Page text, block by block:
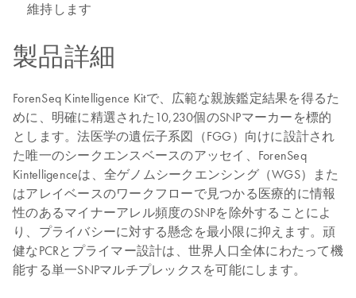
維持します
製品詳細
ForenSeq Kintelligence Kitで、広範な親族鑑定結果を得るた
めに、明確に精選された10,230個のSNPマーカーを標的
とします。法医学の遺伝子系図（FGG）向けに設計され
た唯一のシークエンスベースのアッセイ、ForenSeq
Kintelligenceは、全ゲノムシークエンシング（WGS）また
はアレイベースのワークフローで見つかる医療的に情報
性のあるマイナーアレル頻度のSNPを除外することによ
り、プライバシーに対する懸念を最小限に抑えます。頑
健なPCRとプライマー設計は、世界人口全体にわたって機
能する単一SNPマルチプレックスを可能にします。